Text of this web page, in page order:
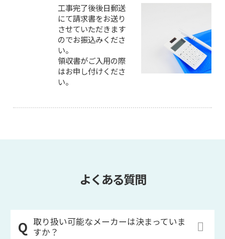
工事完了後後日郵送
にて請求書をお送り
させていただきます
のでお振込みくださ
い。
領収書がご入用の際
はお申し付けくださ
い。
よくある質問
取り扱い可能なメーカーは決まっていま
すか？